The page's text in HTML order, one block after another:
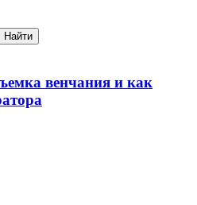
Найти
венчания и как